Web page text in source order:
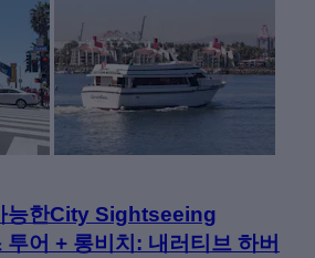
능한City Sightseeing
어 + 롱비치: 내러티브 하버